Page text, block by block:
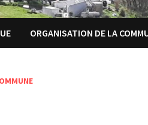
ORGANISATION DE LA